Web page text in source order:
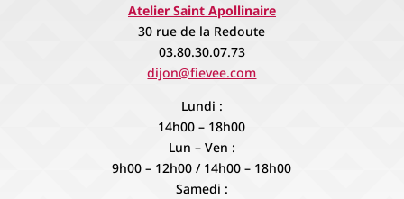
Atelier Saint Apollinaire
30 rue de la Redoute
03.80.30.07.73
dijon@fievee.com
Lundi :
14h00 – 18h00
Lun – Ven :
9h00 – 12h00 / 14h00 – 18h00
Samedi :